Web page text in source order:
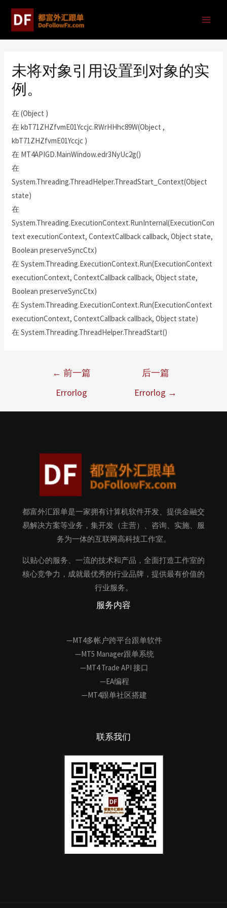
未将对象引用设置到对象的实
例。
在 (Object )
在 kbT71ZHZfvmE01Yccjc.RWrHHhc89W(Object ,
kbT71ZHZfvmE01Yccjc )
在 MT4APIGD.MainWindow.edr3NyUc2g()
在
System.Threading.ThreadHelper.ThreadStart_Context(Object
state)
在
System.Threading.ExecutionContext.RunInternal(ExecutionCon
text executionContext, ContextCallback callback, Object state,
Boolean preserveSyncCtx)
在 System.Threading.ExecutionContext.Run(ExecutionContext
executionContext, ContextCallback callback, Object state,
Boolean preserveSyncCtx)
在 System.Threading.ExecutionContext.Run(ExecutionContext
executionContext, ContextCallback callback, Object state)
在 System.Threading.ThreadHelper.ThreadStart()
← 前一篇
Errorlog
后一篇
Errorlog →
都富外汇跟单是一家拥有计算机软件开发、提供金融交
易解决方案等业务，集开发（主营）、咨询、实施、服
务为一体的互联网高科技工作室。
以贴心的服务、一流的技术和产品，全面打造工作室的
核心竞争力，成就最优秀的行业品牌，提供最有价值的
行业服务。
服务内容
—MT4多帐户跨平台跟单软件
—MT5 Manager跟单系统
—MT4 Trade API 接口
—EA编程
—MT4跟单社区搭建
联系我们